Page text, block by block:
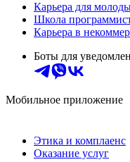
Карьера для
Школа
Карьера в
Боты для
Мобильное приложение
Этика и комплаенс
Оказание услуг